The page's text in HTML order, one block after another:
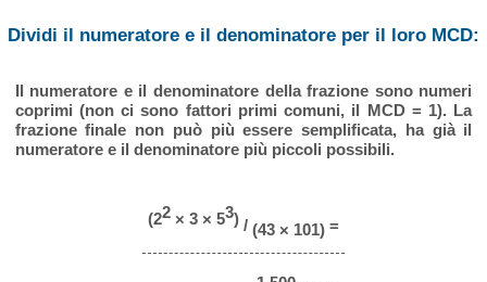
Dividi il numeratore e il denominatore per il loro MCD:
Il numeratore e il denominatore della frazione sono numeri
coprimi (non ci sono fattori primi comuni, il MCD = 1). La
frazione finale non può più essere semplificata, ha già il
numeratore e il denominatore più piccoli possibili.
(22 × 3 × 53) / (43 × 101) =